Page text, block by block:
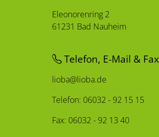
Eleonorenring 2
61231 Bad Nauheim
Telefon, E-Mail & Fax
lioba@lioba.de
Telefon: 06032 - 92 15 15
Fax: 06032 - 92 13 40